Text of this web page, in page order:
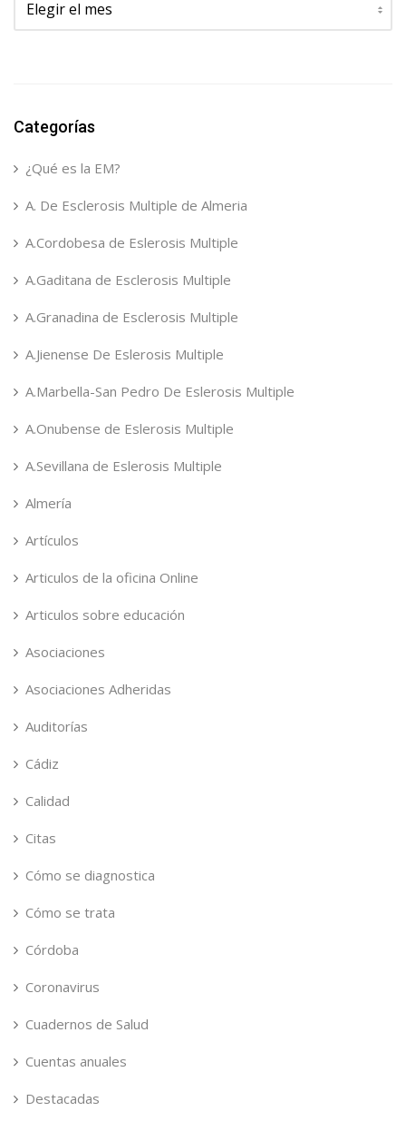
Categorías
¿Qué es la EM?
A. De Esclerosis Multiple de Almeria
A.Cordobesa de Eslerosis Multiple
A.Gaditana de Esclerosis Multiple
A.Granadina de Esclerosis Multiple
A.Jienense De Eslerosis Multiple
A.Marbella-San Pedro De Eslerosis Multiple
A.Onubense de Eslerosis Multiple
A.Sevillana de Eslerosis Multiple
Almería
Artículos
Articulos de la oficina Online
Articulos sobre educación
Asociaciones
Asociaciones Adheridas
Auditorías
Cádiz
Calidad
Citas
Cómo se diagnostica
Cómo se trata
Córdoba
Coronavirus
Cuadernos de Salud
Cuentas anuales
Destacadas